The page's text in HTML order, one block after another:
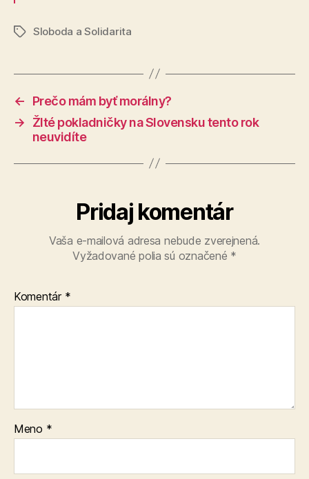
ZnačkySloboda a Solidarita
←
Prečo mám byť morálny?
→
Žlté pokladničky na Slovensku tento rok
neuvidíte
Pridaj komentár
Vaša e-mailová adresa nebude zverejnená.
Vyžadované polia sú označené *
Komentár *
Meno *